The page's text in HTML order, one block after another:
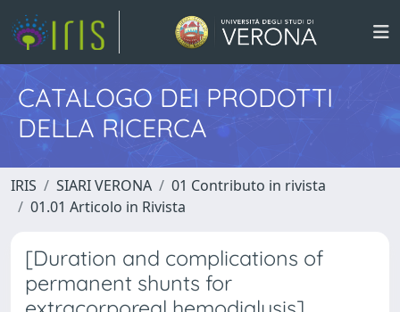
CATALOGO DEI PRODOTTI
DELLA RICERCA
IRIS SIARI VERONA
01 Contributo in rivista
01.01 Articolo in Rivista
[Duration and complications of
permanent shunts for